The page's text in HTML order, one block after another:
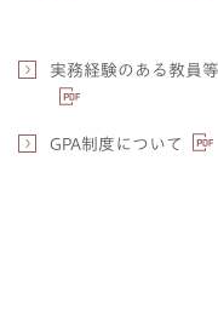
実務経験のある教員
GPA制度について